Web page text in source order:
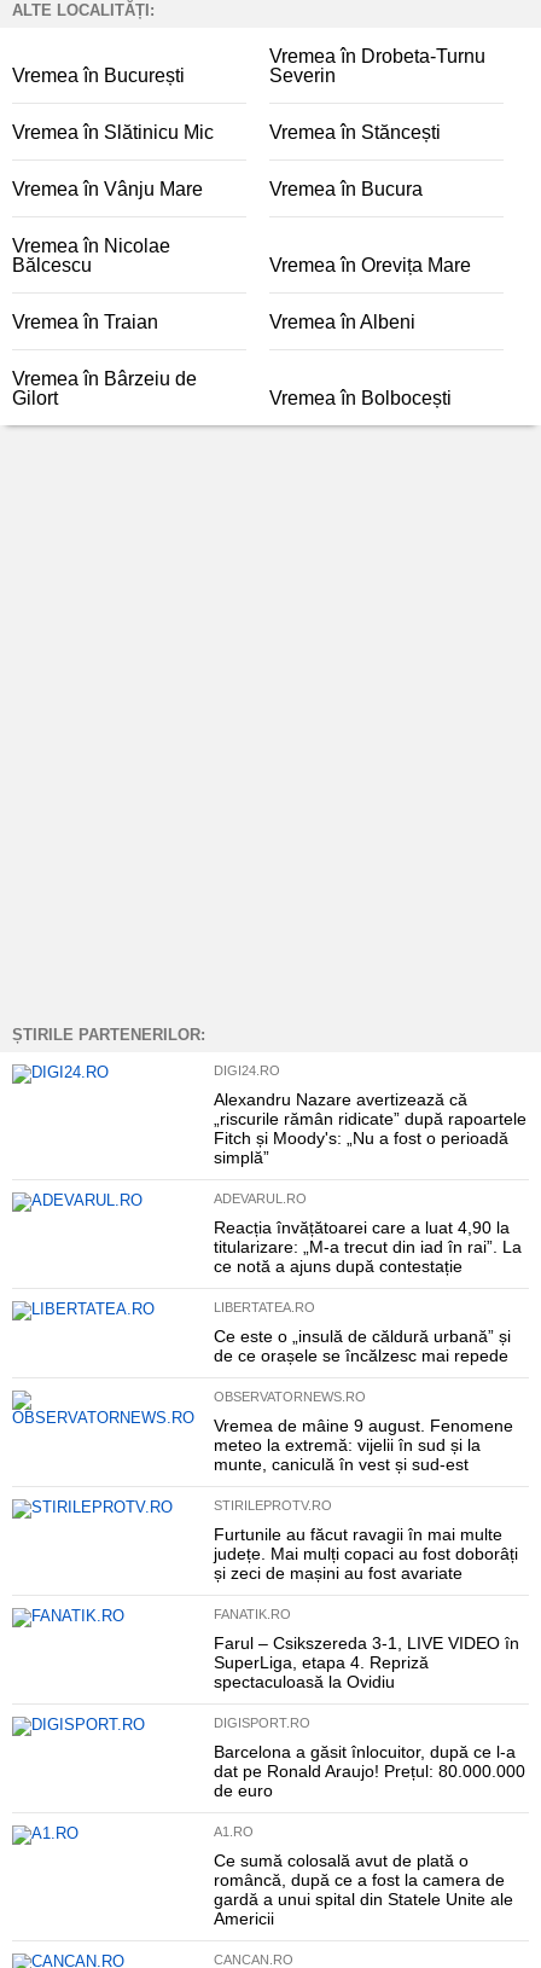
ALTE LOCALITĂȚI:
Vremea în București
Vremea în Drobeta-Turnu
Severin
Vremea în Slătinicu Mic Vremea în Stăncești
Vremea în Vânju Mare Vremea în Bucura
Vremea în Nicolae
Bălcescu
Vremea în Orevița Mare
Vremea în Traian Vremea în Albeni
Vremea în Bârzeiu de
Gilort
Vremea în Bolbocești
ȘTIRILE PARTENERILOR:
DIGI24.RO
Alexandru Nazare avertizează că
„riscurile rămân ridicate” după rapoartele
Fitch și Moody's: „Nu a fost o perioadă
simplă”
ADEVARUL.RO
Reacția învățătoarei care a luat 4,90 la
titularizare: „M-a trecut din iad în rai”. La
ce notă a ajuns după contestație
LIBERTATEA.RO
Ce este o „insulă de căldură urbană” și
de ce orașele se încălzesc mai repede
OBSERVATORNEWS.RO
Vremea de mâine 9 august. Fenomene
meteo la extremă: vijelii în sud și la
munte, caniculă în vest și sud-est
STIRILEPROTV.RO
Furtunile au făcut ravagii în mai multe
județe. Mai mulți copaci au fost doborâți
și zeci de mașini au fost avariate
FANATIK.RO
Farul – Csikszereda 3-1, LIVE VIDEO în
SuperLiga, etapa 4. Repriză
spectaculoasă la Ovidiu
DIGISPORT.RO
Barcelona a găsit înlocuitor, după ce l-a
dat pe Ronald Araujo! Prețul: 80.000.000
de euro
A1.RO
Ce sumă colosală avut de plată o
româncă, după ce a fost la camera de
gardă a unui spital din Statele Unite ale
Americii
CANCAN.RO